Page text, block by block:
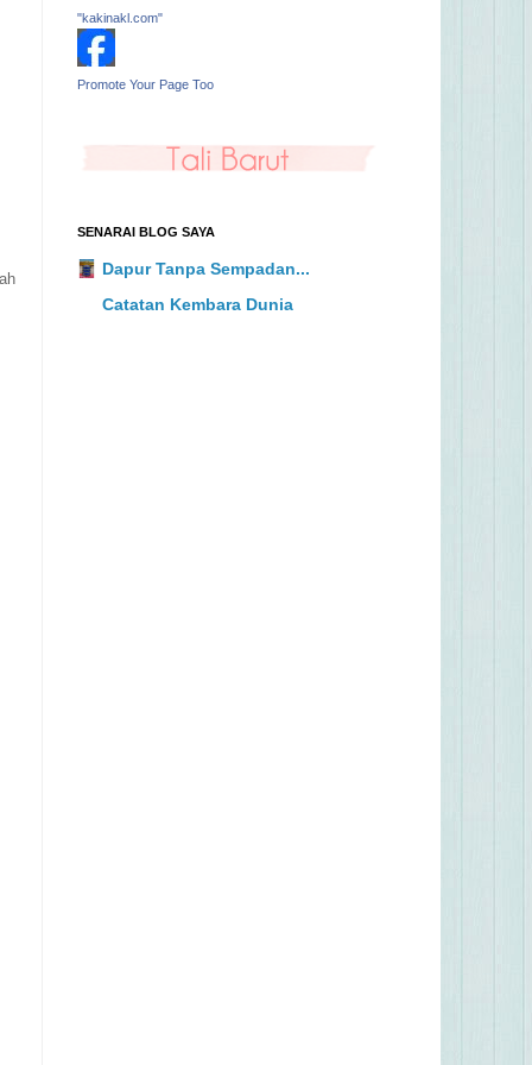
"kakinakl.com"
Promote Your Page Too
SENARAI BLOG SAYA
Dapur Tanpa Sempadan...
Catatan Kembara Dunia